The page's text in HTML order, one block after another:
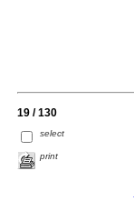
19 / 130
select
print